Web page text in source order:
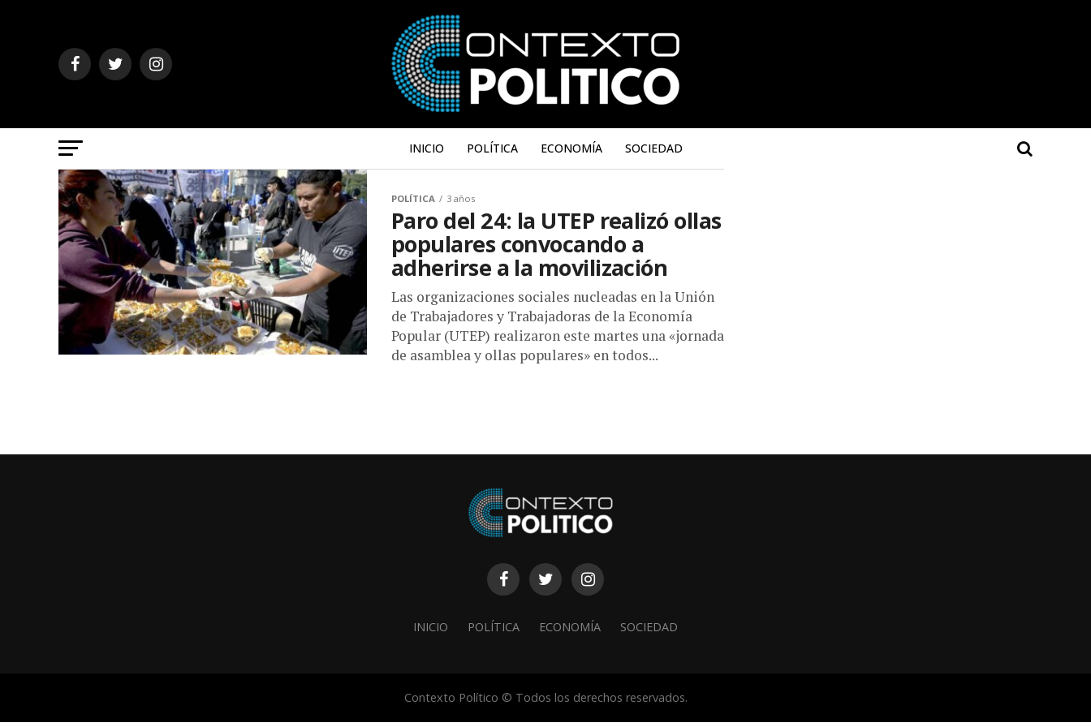
INICIO POLÍTICA ECONOMÍA SOCIEDAD
POLÍTICA 3 años
Paro del 24: la UTEP realizó ollas
populares convocando a
adherirse a la movilización
Las organizaciones sociales nucleadas en la Unión
de Trabajadores y Trabajadoras de la Economía
Popular (UTEP) realizaron este martes una «jornada
de asamblea y ollas populares» en todos...
INICIO POLÍTICA ECONOMÍA SOCIEDAD
Contexto Político © Todos los derechos reservados.